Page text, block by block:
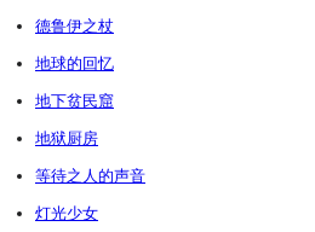
德鲁伊之杖
地球的回忆
地下贫民窟
地狱厨房
等待之人的声音
灯光少女